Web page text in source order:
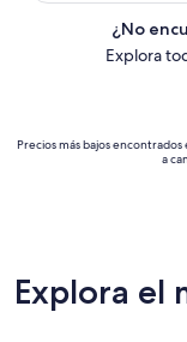
¿No
Explora
Precios más bajos encontrados
a
Explora el